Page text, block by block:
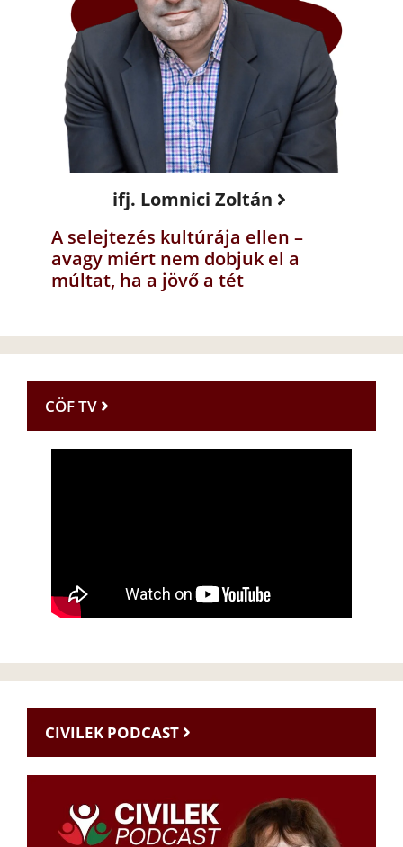
ifj. Lomnici Zoltán
A selejtezés kultúrája ellen –
avagy miért nem dobjuk el a
múltat, ha a jövő a tét
CÖF TV
CIVILEK PODCAST